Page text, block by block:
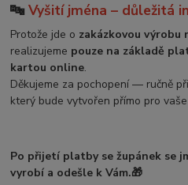
🔤Vyšití jména – důležitá
Protože jde o zakázkovou výrobu
realizujeme pouze na základě
kartou online.
Děkujeme za pochopení — ručně
který bude vytvořen přímo pro
Po přijetí platby se župánek se
vyrobí a odešle k Vám.🎁